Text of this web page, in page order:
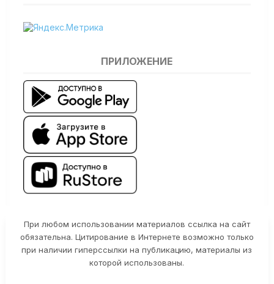
ПРИЛОЖЕНИЕ
При любом использовании материалов ссылка на сайт
обязательна. Цитирование в Интернете возможно только
при наличии гиперссылки на публикацию, материалы из
которой использованы.